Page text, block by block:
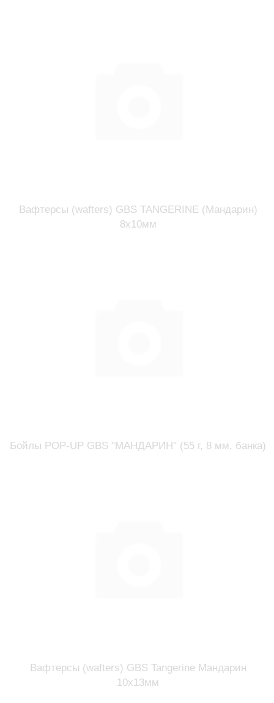
Вафтерсы (wafters) GBS TANGERINE (Мандарин)
8x10мм
Бойлы POP-UP GBS "МАНДАРИН" (55 г, 8 мм, банка)
Вафтерсы (wafters) GBS Tangerine Мандарин
10x13мм